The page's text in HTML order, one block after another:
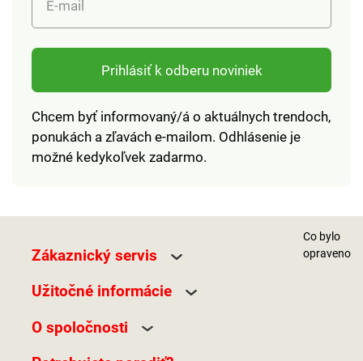
E-mail
Prihlásiť k odberu noviniek
Chcem byť informovaný/á o aktuálnych trendoch,
ponukách a zľavách e-mailom. Odhlásenie je
možné kedykoľvek zadarmo.
Zákaznický servis
Užitočné informácie
O spoločnosti
Co bylo
opraveno